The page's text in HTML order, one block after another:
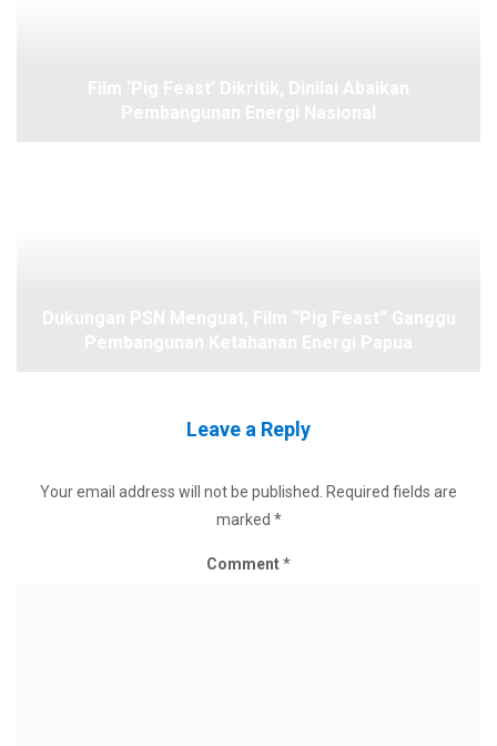
Leave a Reply
Your email address will not be published. Required fields are
marked *
Comment*